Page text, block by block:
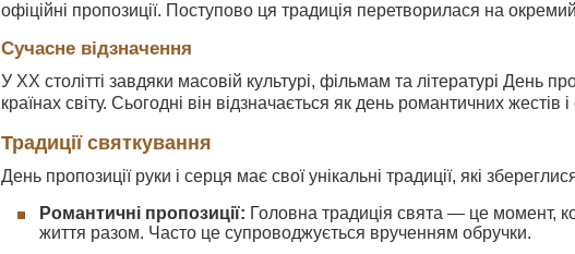
офіційні пропозиції. Поступово ця традиція перетворилася на
Сучасне відзначення
У ХХ столітті завдяки масовій культурі, фільмам та літературі День
країнах світу. Сьогодні він відзначається як день романтичних жестів
Традиції святкування
День пропозиції руки і серця має свої унікальні традиції, які
Романтичні пропозиції: Головна традиція свята — це момент,
життя разом. Часто це супроводжується врученням обручки.